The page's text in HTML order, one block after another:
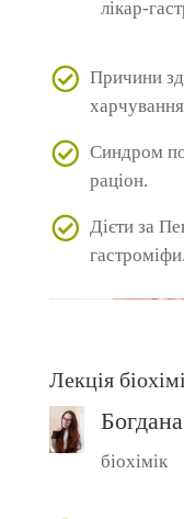
лікар-
Причини
Синдром
раціон.
Дієти за
гастроміфи.
Лекція
біохімік